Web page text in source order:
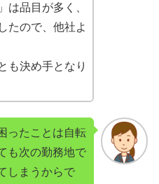
は品目が多く、
たので、他社よ
も決め手となり
ったことは自転
も次の勤務地で
しまうからで